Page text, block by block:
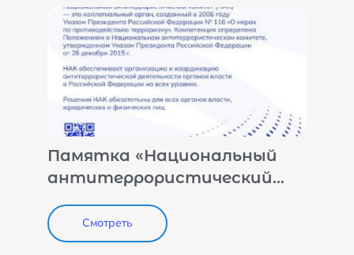
Памятка «Национальный
антитеррористический
Смотреть